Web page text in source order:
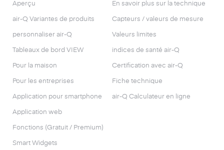
Aperçu
air-Q Variantes de produits
personnaliser air-Q
Tableaux de bord VIEW
Pour la maison
Pour les entreprises
Application pour smartphone
Application web
Fonctions (Gratuit / Premium)
Smart Widgets
En savoir plus sur la technique
Capteurs / valeurs de mesure
Valeurs limites
indices de santé air-Q
Certification avec air-Q
Fiche technique
air-Q Calculateur en ligne